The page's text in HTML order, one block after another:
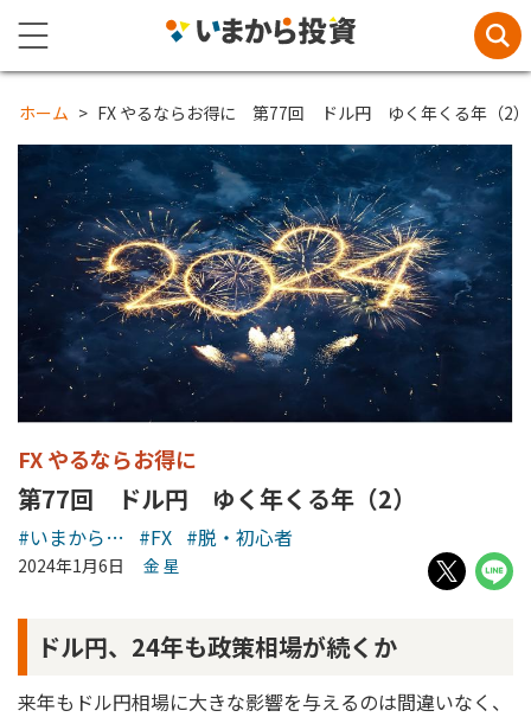
ホーム FX やるならお得に 第77回 ドル円 ゆく年くる年（2）
FX やるならお得に
第77回 ドル円 ゆく年くる年（2）
#いまから… #FX #脱・初心者
2024年1月6日 金 星
ドル円、24年も政策相場が続くか
来年もドル円相場に大きな影響を与えるのは間違いなく、